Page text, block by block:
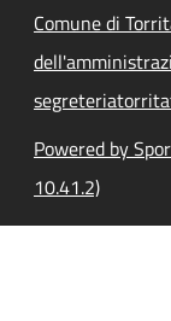
Comune di
Powered by
10.41.2)